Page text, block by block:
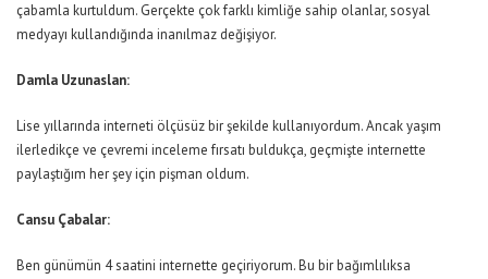
çabamla kurtuldum. Gerçekte çok farklı kimliğe sahip olanlar, sosyal
medyayı kullandığında inanılmaz değişiyor.
Damla Uzunaslan:
Lise yıllarında interneti ölçüsüz bir şekilde kullanıyordum. Ancak yaşım
ilerledikçe ve çevremi inceleme fırsatı buldukça, geçmişte internette
paylaştığım her şey için pişman oldum.
Cansu Çabalar:
Ben günümün 4 saatini internette geçiriyorum. Bu bir bağımlılıksa